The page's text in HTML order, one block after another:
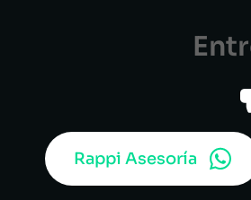
Rappi Asesoría